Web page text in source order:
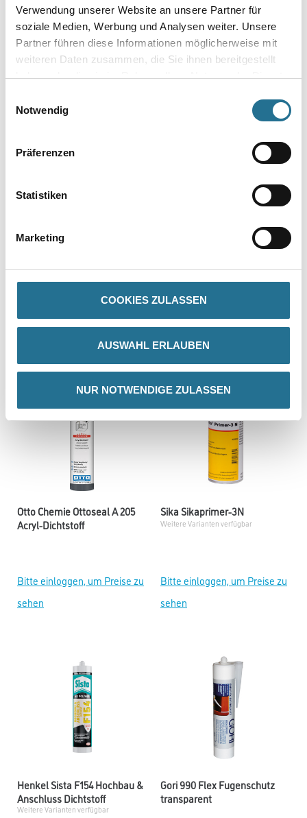
Verwendung unserer Website an unsere Partner für
soziale Medien, Werbung und Analysen weiter. Unsere
Partner führen diese Informationen möglicherweise mit
weiteren Daten zusammen, die Sie ihnen bereitgestellt
haben oder die sie im Rahmen Ihrer Nutzung der Dienste
Notwendig
Präferenzen
Statistiken
Marketing
COOKIES ZULASSEN
AUSWAHL ERLAUBEN
NUR NOTWENDIGE ZULASSEN
Bitte einloggen, um Preise zu
sehen
Bitte einloggen, um Preise zu
sehen
Otto Chemie Ottoseal S 110
Bitte einloggen, um Preise zu
sehen
Bitte einloggen, um Preise zu
sehen
Otto Chemie Ottoseal A 205
Acryl-Dichtstoff
Bitte einloggen, um Preise zu
sehen
Sika Sikaprimer-3N
Weitere Varianten verfügbar
Bitte einloggen, um Preise zu
sehen
Henkel Sista F154 Hochbau &
Anschluss Dichtstoff
Weitere Varianten verfügbar
Gori 990 Flex Fugenschutz
transparent